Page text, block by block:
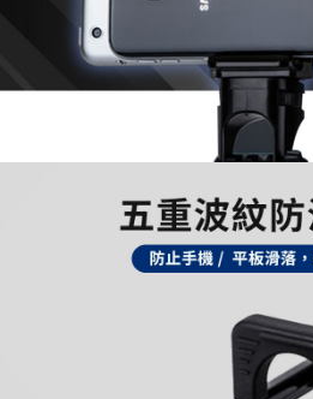
每筆NT$100，滿NT$990(含以上)免運費